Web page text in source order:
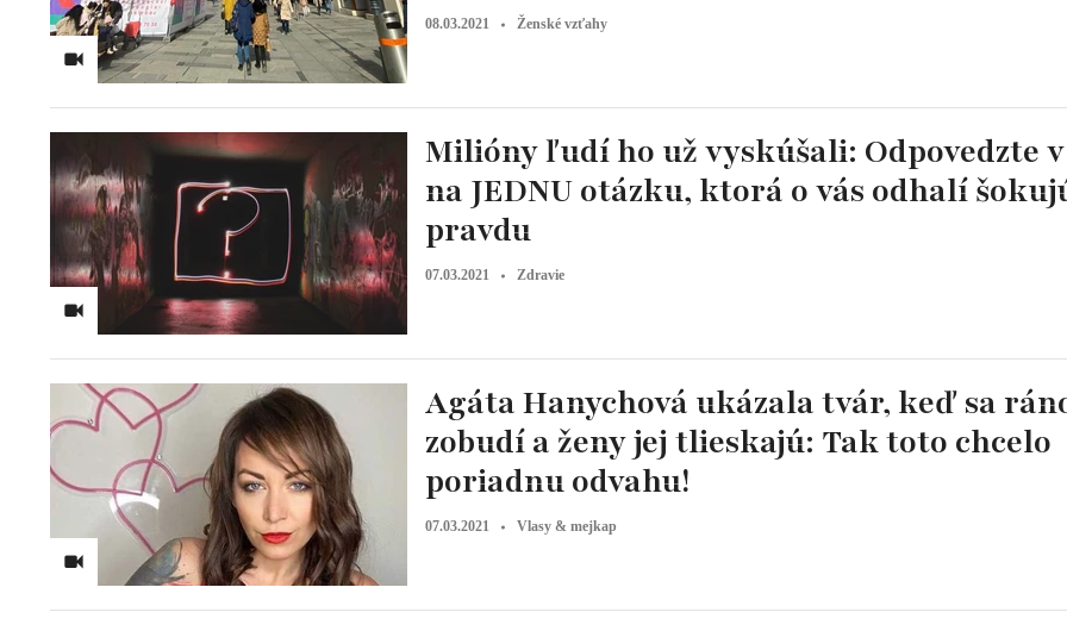
08.03.2021 Ženské vzťahy
Milióny ľudí ho už vyskúšali: Odpovedzte
na JEDNU otázku, ktorá o vás odhalí
pravdu
07.03.2021 Zdravie
Agáta Hanychová ukázala tvár, keď sa
zobudí a ženy jej tlieskajú: Tak toto chcelo
poriadnu odvahu!
07.03.2021 Vlasy & mejkap